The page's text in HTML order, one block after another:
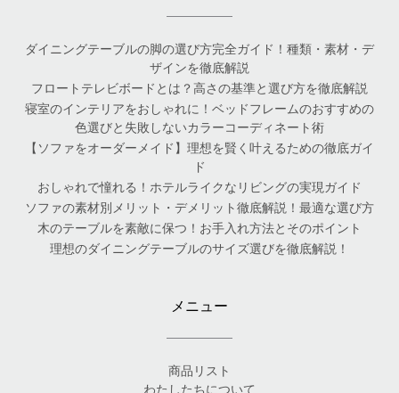
ダイニングテーブルの脚の選び方完全ガイド！種類・素材・デ
ザインを徹底解説
フロートテレビボードとは？高さの基準と選び方を徹底解説
寝室のインテリアをおしゃれに！ベッドフレームのおすすめの
色選びと失敗しないカラーコーディネート術
【ソファをオーダーメイド】理想を賢く叶えるための徹底ガイ
ド
おしゃれで憧れる！ホテルライクなリビングの実現ガイド
ソファの素材別メリット・デメリット徹底解説！最適な選び方
木のテーブルを素敵に保つ！お手入れ方法とそのポイント
理想のダイニングテーブルのサイズ選びを徹底解説！
メニュー
商品リスト
わたしたちについて